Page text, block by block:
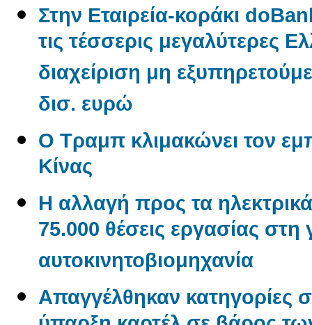
Στην Εταιρεία-κοράκι
τις τέσσερις μεγαλύτερες
διαχείριση μη
δισ. ευρώ
Ο Τραμπ κλιμακώνει τον
Κίνας
Η αλλαγή προς τα ηλεκτρικά
75.000 θέσεις εργασίας στη
αυτοκινητοβιομηχανία
Απαγγέλθηκαν κατηγορίες